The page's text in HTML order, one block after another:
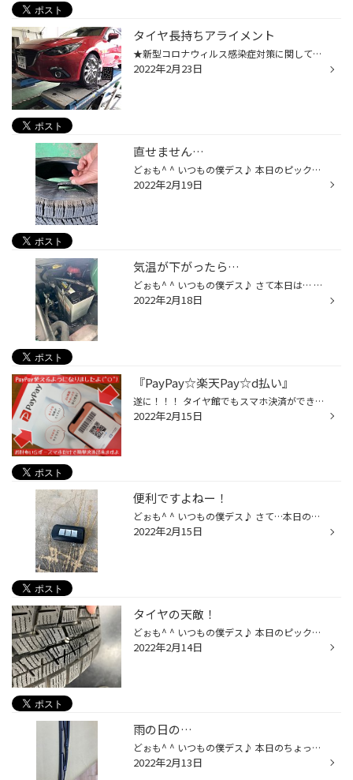
タイヤ長持ちアライメント
★新型コロナウィルス感染症対策に関して★ タイヤ館 下松店では新型コロナウィルス感染症拡大防止対策の為に、店内の待合スペースの幅を広げています。椅子の数を減らし以前よりも座席数を減らしたり、ソーシャルディスタンスを確保・維持しております。 みなさんこんにちは 二階堂です。 先日 タイ...
2022年2月23日
直せません…
どぉも^ ^ いつもの僕デス♪ 本日のピックアップは… タイヤのサイドカットです… コンビニに入ろうとしてちょっと早くハンドルをきっちゃったみたいで…道路と歩道の間にある縁石に接触されたそうです。 こうなってしまったら…修理は出来ません。 交換になります。 タイヤの側面は一番弱いところなので...
2022年2月19日
気温が下がったら…
どぉも^ ^ いつもの僕デス♪ さて本日は… ここ2.3日気温が下がりましたね… タイヤ館下松では、バッテリーの問い合わせがここ最近多いんです。 ついこの間は…お隣のガソリンスタンドでバッテリーが上がったお客様も来られました… 家を出る時は大丈夫だったのに… お客様は言われておりましたが… そうで...
2022年2月18日
『PayPay☆楽天Pay☆d払い』
遂に！！！ タイヤ館でもスマホ決済ができるようになりましたっ(*‘∀‘)ﾉｼ 楽ですもんね^ ^ ポイント貯まりますもんね^ ^ 詳しくは店頭またはスタッフまで♪♪
2022年2月15日
便利ですよねー！
どぉも^ ^ いつもの僕デス♪ さて…本日のピックアップは… こちらです^ ^ 車のキーレスです！ 最近の車は特にエンジンかける時はワンプッシュ！が多いですよね^ ^ キーシリンダーにキーを差し込む車がほんとに少なくなりました^ ^ ただ…便利になったキーレスですがこちらも電池が使われてます！ キー...
2022年2月15日
タイヤの天敵！
どぉも^ ^ いつもの僕デス♪ 本日のピックアップは… こちら… パンクです(＞人＜;) 最近ほんとに多いんです… ↑…はネジが刺さってます！ 気づかずに走っていると… 空気が減っていって…タイヤの形状を保てなくなり… ↓…の写真みたいにタイヤの中がグシャグシャになります！ 中に写ってるのはゴムのカスで...
2022年2月14日
雨の日の…
どぉも^ ^ いつもの僕デス♪ 本日のちょっとした作業でしたが… ワイパー交換デス^ ^ 見えますか？？ 写真のワイパーゴムの下の方切れてますよね (＞人＜;) この状態でもワイパーは使用出来ますが… 切れてるってことはゴムが硬くなり…水捌けも悪くなってる状況です… 最近、雨の日が少ないのでワイパー...
2022年2月13日